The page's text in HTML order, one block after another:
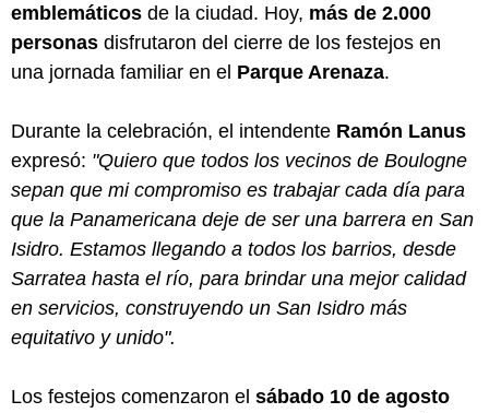
emblemáticos de la ciudad. Hoy, más de 2.000
personas disfrutaron del cierre de los festejos en
una jornada familiar en el Parque Arenaza.
Durante la celebración, el intendente Ramón Lanus
expresó: "Quiero que todos los vecinos de Boulogne
sepan que mi compromiso es trabajar cada día para
que la Panamericana deje de ser una barrera en San
Isidro. Estamos llegando a todos los barrios, desde
Sarratea hasta el río, para brindar una mejor calidad
en servicios, construyendo un San Isidro más
equitativo y unido".
Los festejos comenzaron el sábado 10 de agosto